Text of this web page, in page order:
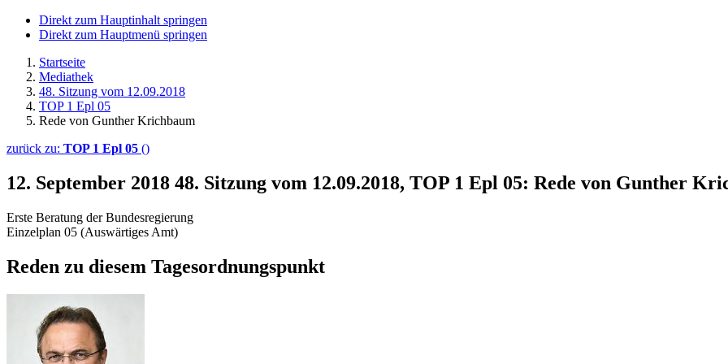
Direkt zum Hauptinhalt springen
Direkt zum Hauptmenü springen
Startseite
Mediathek
48. Sitzung vom 12.09.2018
TOP 1 Epl 05
Rede von Gunther Krichbaum
zurück zu: TOP 1 Epl 05 ()
12. September 2018 48. Sitzung vom 12.09.2018, TOP 1 Epl 05: Rede von Gunther
Erste Beratung der Bundesregierung
Einzelplan 05 (Auswärtiges Amt)
Reden zu diesem Tagesordnungspunkt